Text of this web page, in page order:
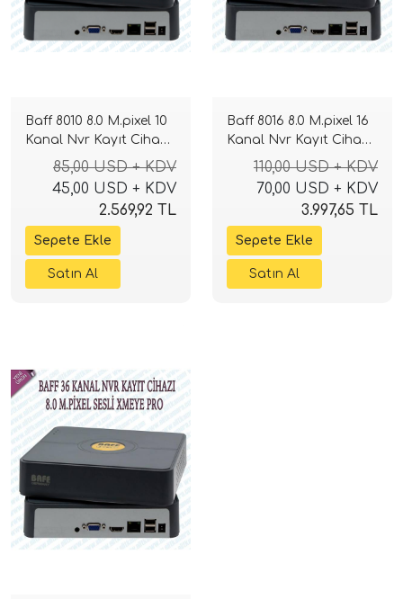
Baff 8010 8.0 M.pixel 10
Kanal Nvr Kayıt Cihazı
H265+ xmeye
85,00 USD + KDV
45,00 USD + KDV
2.569,92 TL
Baff 8016 8.0 M.pixel 16
Kanal Nvr Kayıt Cihazı
H265+ xmeye
110,00 USD + KDV
70,00 USD + KDV
3.997,65 TL